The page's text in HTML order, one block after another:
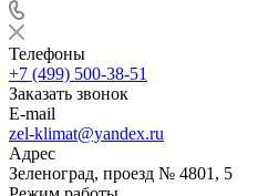
Телефоны
+7 (499) 500-38-51
Заказать звонок
E-mail
zel-klimat@yandex.ru
Адрес
Зеленоград, проезд № 4801, 5